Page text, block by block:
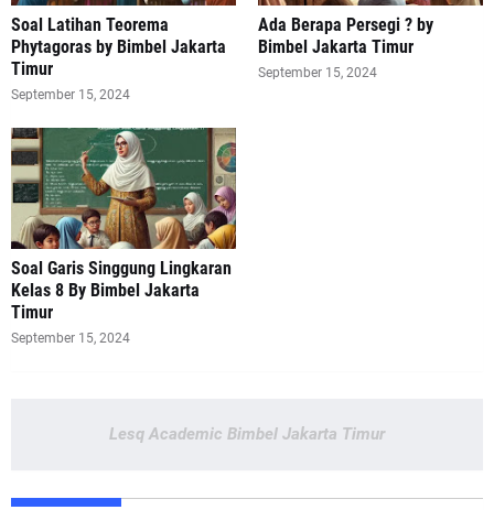
Soal Latihan Teorema
Phytagoras by Bimbel Jakarta
Timur
September 15, 2024
Ada Berapa Persegi ? by
Bimbel Jakarta Timur
September 15, 2024
Soal Garis Singgung Lingkaran
Kelas 8 By Bimbel Jakarta
Timur
September 15, 2024
Lesq Academic Bimbel Jakarta Timur